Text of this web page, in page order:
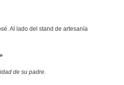
Al lado del stand de artesanía
de su padre.